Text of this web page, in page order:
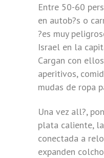
Entre 50-60
en autob?s o
?es muy
Israel en la
Cargan con
aperitivos,
mudas de ropa
Una vez all?,
plata caliente,
conectada a
expanden